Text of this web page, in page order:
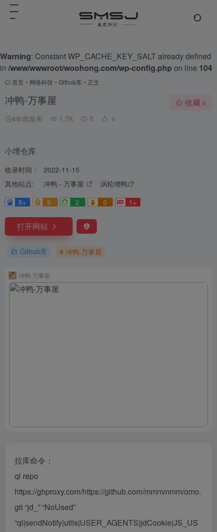
Warning: Constant WP_CACHE_KEY_SALT already defined
in /www/wwwroot/woohong.com/wp-config.php on line 104
首页 • 网络科技 • Github库 • 正文
冲鸭-万事屋
4年前发布 1.7K 0 0
收藏 0
小埋仓库
收录时间：
2022-11-15
其他站点:
冲鸭 - 万事屋
涡轮增鸭
8+
8- 2 0 1+
打开网站
Github库 # 冲鸭-万事屋
冲鸭-万事屋
拉库命令：
ql repo
https://ghproxy.com/https://github.com/mmnvnmm/omo.
git “jd_” “NoUsed”
“ql|sendNotify|utils|USER_AGENTS|jdCookie|JS_US